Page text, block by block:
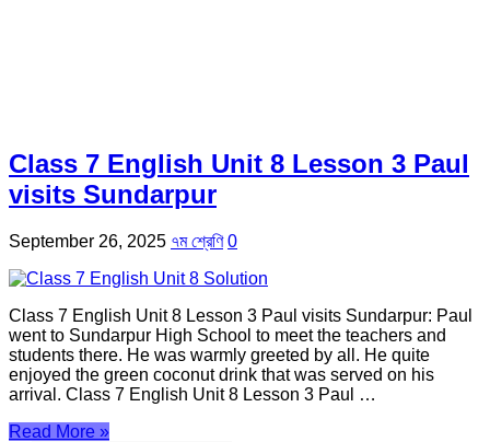
Class 7 English Unit 8 Lesson 3 Paul
visits Sundarpur
September 26, 2025 ৭ম শ্রেণি 0
Class 7 English Unit 8 Lesson 3 Paul visits Sundarpur: Paul
went to Sundarpur High School to meet the teachers and
students there. He was warmly greeted by all. He quite
enjoyed the green coconut drink that was served on his
arrival. Class 7 English Unit 8 Lesson 3 Paul …
Read More »